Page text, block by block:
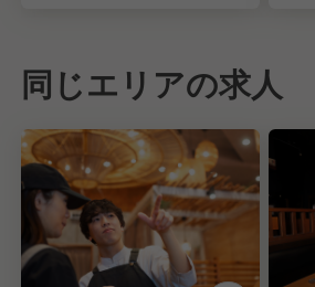
同じエリアの求人